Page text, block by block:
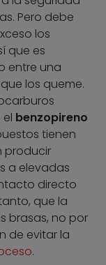
Pero debe
los
que es
entre una
los queme.
benzopireno
tienen
producir
a elevadas
directo
que la
brasas, no por
de evitar la
.